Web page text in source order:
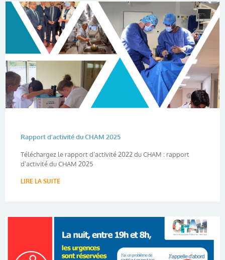
Rapport d’activité du CHAM 2025
Téléchargez le rapport d’activité 2022 du CHAM : rapport
d’activité du CHAM 2025
LIRE LA SUITE